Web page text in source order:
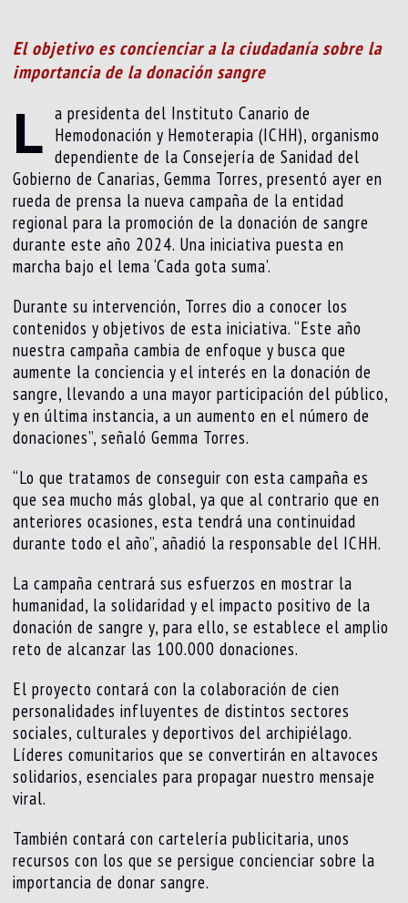
El objetivo es concienciar a la ciudadanía sobre la
importancia de la donación sangre
L a presidenta del Instituto Canario de
Hemodonación y Hemoterapia (ICHH), organismo
dependiente de la Consejería de Sanidad del
Gobierno de Canarias, Gemma Torres, presentó ayer en
rueda de prensa la nueva campaña de la entidad
regional para la promoción de la donación de sangre
durante este año 2024. Una iniciativa puesta en
marcha bajo el lema ‘Cada gota suma’.
Durante su intervención, Torres dio a conocer los
contenidos y objetivos de esta iniciativa. “Este año
nuestra campaña cambia de enfoque y busca que
aumente la conciencia y el interés en la donación de
sangre, llevando a una mayor participación del público,
y en última instancia, a un aumento en el número de
donaciones”, señaló Gemma Torres.
“Lo que tratamos de conseguir con esta campaña es
que sea mucho más global, ya que al contrario que en
anteriores ocasiones, esta tendrá una continuidad
durante todo el año”, añadió la responsable del ICHH.
La campaña centrará sus esfuerzos en mostrar la
humanidad, la solidaridad y el impacto positivo de la
donación de sangre y, para ello, se establece el amplio
reto de alcanzar las 100.000 donaciones.
El proyecto contará con la colaboración de cien
personalidades influyentes de distintos sectores
sociales, culturales y deportivos del archipiélago.
Líderes comunitarios que se convertirán en altavoces
solidarios, esenciales para propagar nuestro mensaje
viral.
También contará con cartelería publicitaria, unos
recursos con los que se persigue concienciar sobre la
importancia de donar sangre.